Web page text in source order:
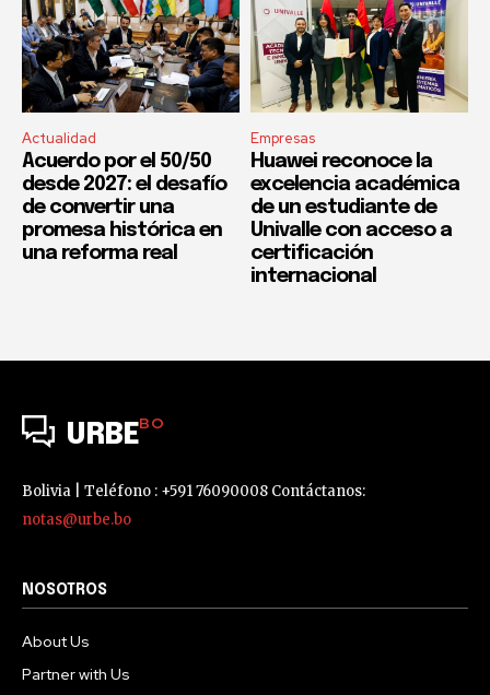
Actualidad
Acuerdo por el 50/50
desde 2027: el desafío
de convertir una
promesa histórica en
una reforma real
Empresas
Huawei reconoce la
excelencia académica
de un estudiante de
Univalle con acceso a
certificación
internacional
URBEBO
Bolivia | Teléfono : +591 76090008 Contáctanos:
notas@urbe.bo
NOSOTROS
About Us
Partner with Us